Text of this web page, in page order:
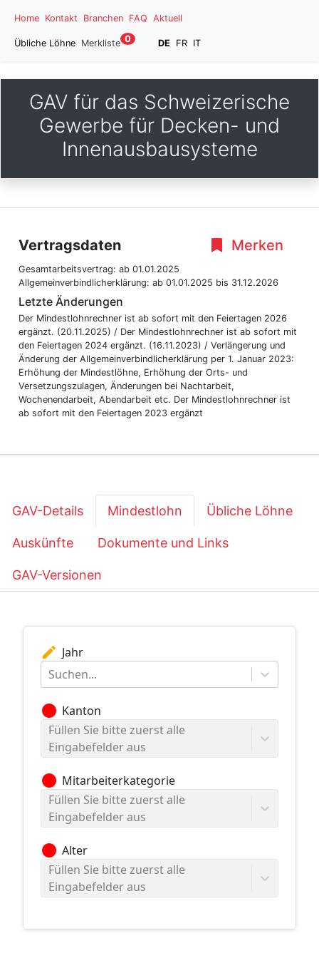
Home Kontakt Branchen FAQ Aktuell
Übliche Löhne Merkliste 0 DE FR IT
GAV für das Schweizerische
Gewerbe für Decken- und
Innenausbausysteme
Merken
Vertragsdaten
Gesamtarbeitsvertrag: ab 01.01.2025
Allgemeinverbindlicherklärung: ab 01.01.2025 bis 31.12.2026
Letzte Änderungen
Der Mindestlohnrechner ist ab sofort mit den Feiertagen 2026
ergänzt. (20.11.2025) / Der Mindestlohnrechner ist ab sofort mit
den Feiertagen 2024 ergänzt. (16.11.2023) / Verlängerung und
Änderung der Allgemeinverbindlicherklärung per 1. Januar 2023:
Erhöhung der Mindestlöhne, Erhöhung der Orts- und
Versetzungszulagen, Änderungen bei Nachtarbeit,
Wochenendarbeit, Abendarbeit etc. Der Mindestlohnrechner ist
ab sofort mit den Feiertagen 2023 ergänzt
GAV-Details Mindestlohn Übliche Löhne
Auskünfte Dokumente und Links
GAV-Versionen
edit Jahr
Suchen...
circle Kanton
Füllen Sie bitte zuerst alle
Eingabefelder aus
circle Mitarbeiterkategorie
Füllen Sie bitte zuerst alle
Eingabefelder aus
circle Alter
Füllen Sie bitte zuerst alle
Eingabefelder aus